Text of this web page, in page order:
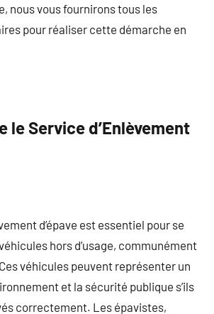
nous vous fournirons tous les
pour réaliser cette démarche en
le Service d’Enlèvement
d’épave est essentiel pour se
hors d’usage, communément
véhicules peuvent représenter un
et la sécurité publique s’ils
correctement. Les épavistes,